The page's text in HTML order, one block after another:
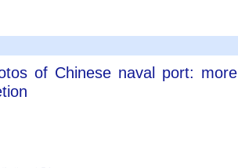
of Chinese naval port: more